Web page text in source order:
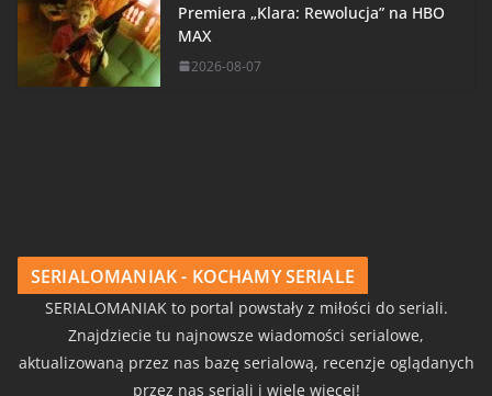
Premiera „Klara: Rewolucja” na HBO
MAX
2026-08-07
SERIALOMANIAK - KOCHAMY SERIALE
SERIALOMANIAK to portal powstały z miłości do seriali.
Znajdziecie tu najnowsze wiadomości serialowe,
aktualizowaną przez nas bazę serialową, recenzje oglądanych
przez nas seriali i wiele więcej!